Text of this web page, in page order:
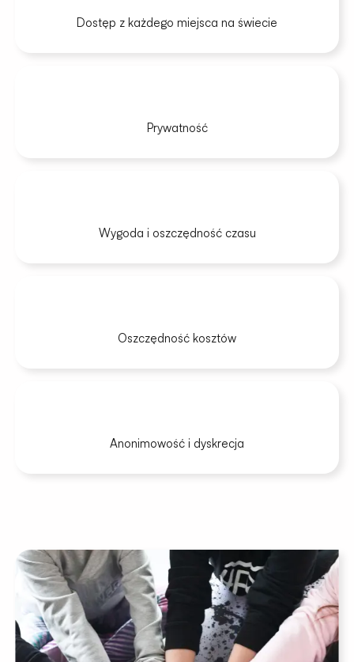
Dostęp z każdego miejsca na świecie
Prywatność
Wygoda i oszczędność czasu
Oszczędność kosztów
Anonimowość i dyskrecja